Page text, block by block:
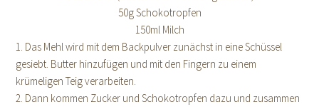
50g Schokotropfen
150ml Milch
1. Das Mehl wird mit dem Backpulver zunächst in eine Schüssel
gesiebt. Butter hinzufügen und mit den Fingern zu einem
krümeligen Teig verarbeiten.
2. Dann kommen Zucker und Schokotropfen dazu und zusammen